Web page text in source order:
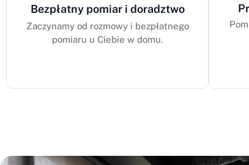
Bezpłatny pomiar i doradztwo
Zaczynamy od rozmowy i bezpłatnego
pomiaru u Ciebie w domu.